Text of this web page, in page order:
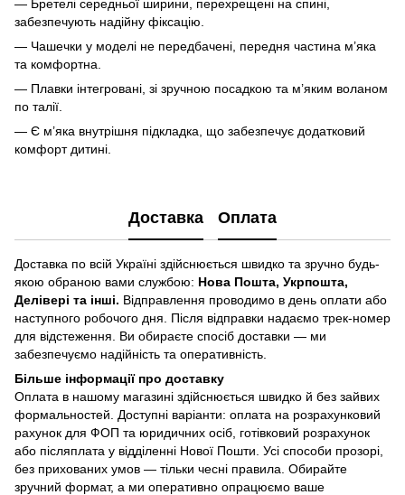
— Бретелі середньої ширини, перехрещені на спині,
забезпечують надійну фіксацію.
— Чашечки у моделі не передбачені, передня частина м’яка
та комфортна.
— Плавки інтегровані, зі зручною посадкою та м’яким воланом
по талії.
— Є м’яка внутрішня підкладка, що забезпечує додатковий
комфорт дитині.
Доставка Оплата
Доставка по всій Україні здійснюється швидко та зручно будь-
якою обраною вами службою: Нова Пошта, Укрпошта,
Делівері та інші. Відправлення проводимо в день оплати або
наступного робочого дня. Після відправки надаємо трек-номер
для відстеження. Ви обираєте спосіб доставки — ми
забезпечуємо надійність та оперативність.
Більше інформації про доставку
Оплата в нашому магазині здійснюється швидко й без зайвих
формальностей. Доступні варіанти: оплата на розрахунковий
рахунок для ФОП та юридичних осіб, готівковий розрахунок
або післяплата у відділенні Нової Пошти. Усі способи прозорі,
без прихованих умов — тільки чесні правила. Обирайте
зручний формат, а ми оперативно опрацюємо ваше